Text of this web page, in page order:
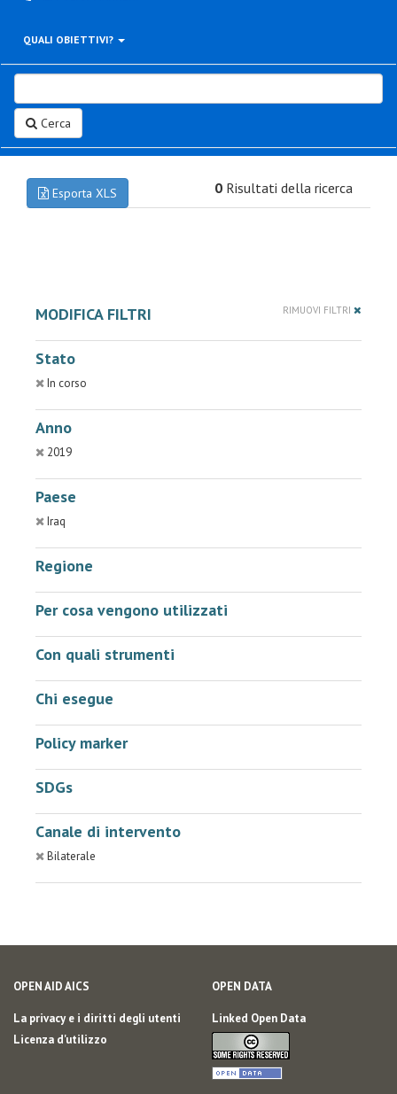
QUALI OBIETTIVI?
Cerca
Esporta XLS 0 Risultati della ricerca
MODIFICA FILTRI RIMUOVI FILTRI
Stato
In corso
Anno
2019
Paese
Iraq
Regione
Per cosa vengono utilizzati
Con quali strumenti
Chi esegue
Policy marker
SDGs
Canale di intervento
Bilaterale
OPEN AID AICS
La privacy e i diritti degli utenti
Licenza d'utilizzo
OPEN DATA
Linked Open Data